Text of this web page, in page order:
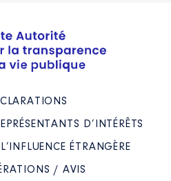
D’INTÉRÊTS
ÉTRANGÈRE
/ AVIS